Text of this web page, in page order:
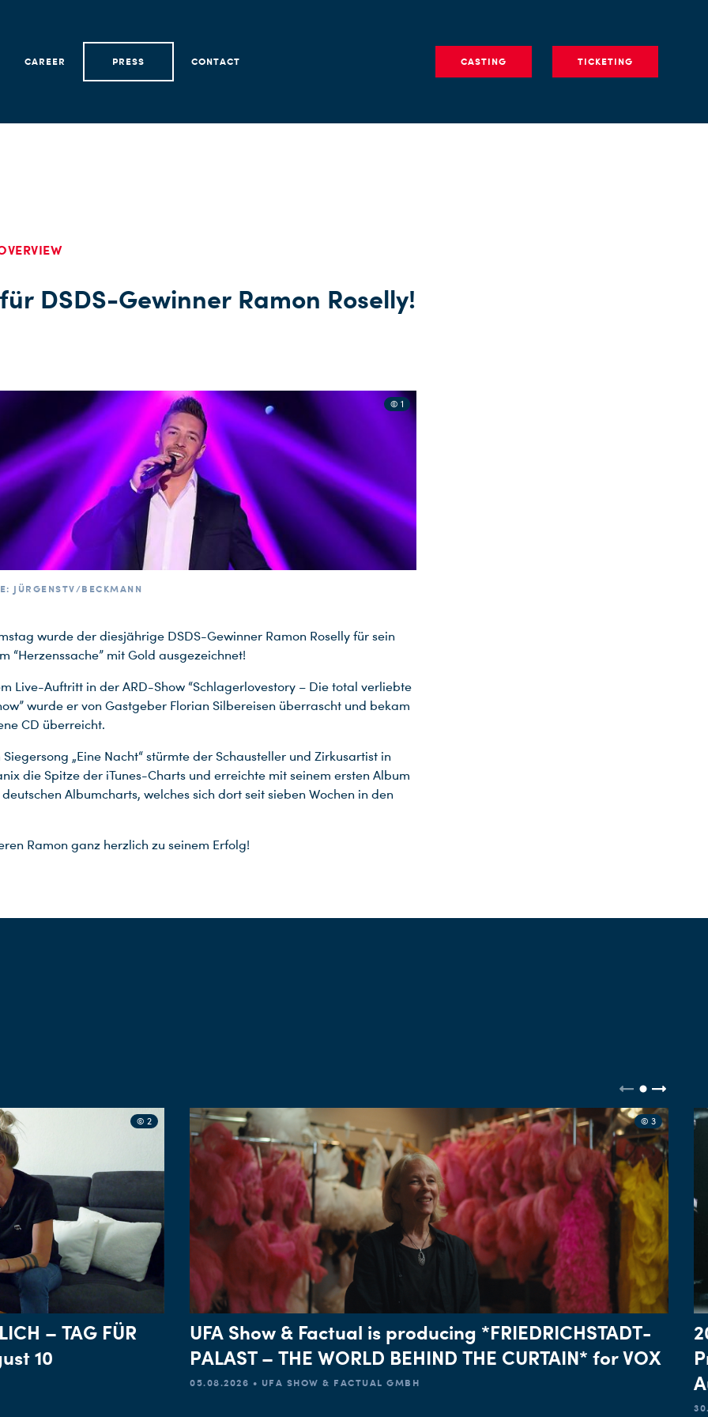
CAREER PRESS CONTACT CASTING TICKETING
DSDS-Gewinner Ramon Roselly!
© 1
JÜRGENSTV/BECKMANN
wurde der diesjährige DSDS-Gewinner Ramon Roselly für sein
“Herzenssache” mit Gold ausgezeichnet!
Live-Auftritt in der ARD-Show “Schlagerlovestory – Die total verliebte
wurde er von Gastgeber Florian Silbereisen überrascht und bekam
CD überreicht.
„Eine Nacht“ stürmte der Schausteller und Zirkusartist in
die Spitze der iTunes-Charts und erreichte mit seinem ersten Album
Albumcharts, welches sich dort seit sieben Wochen in den
Ramon ganz herzlich zu seinem Erfolg!
© 2
– TAG FÜR
10
© 3
UFA Show & Factual is producing *FRIEDRICHSTADT-
PALAST – THE WORLD BEHIND THE CURTAIN* for VOX
05.08.2026 • UFA SHOW & FACTUAL GMBH